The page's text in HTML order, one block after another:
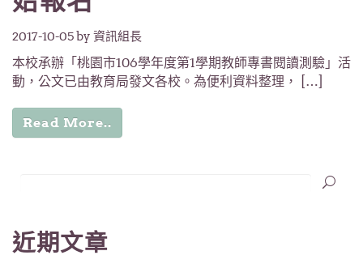
2017-10-05 by 資訊組長
本校承辦「桃園市106學年度第1學期教師專書閱讀測驗」活
動，公文已由教育局發文各校。為便利資料整理， […]
Read More..
近期文章